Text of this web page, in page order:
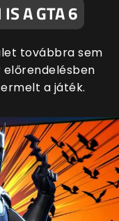
A GTA 6
továbbra sem
a játék.